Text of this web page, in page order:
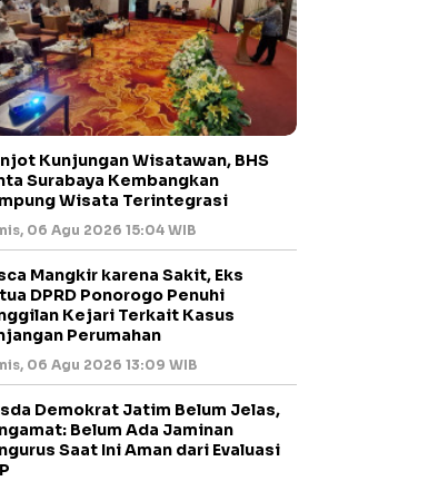
Kunjungan Wisatawan, BHS
Surabaya Kembangkan
Wisata Terintegrasi
06 Agu 2026 15:04 WIB
Mangkir karena Sakit, Eks
DPRD Ponorogo Penuhi
Kejari Terkait Kasus
Perumahan
06 Agu 2026 13:09 WIB
Demokrat Jatim Belum Jelas,
Belum Ada Jaminan
Saat Ini Aman dari Evaluasi